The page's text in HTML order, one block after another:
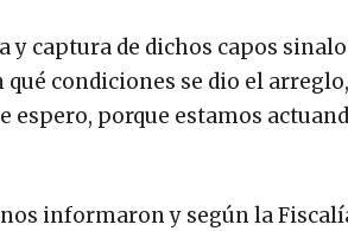
captura de dichos capos
condiciones se dio el
espero, porque estamos
informaron y según la